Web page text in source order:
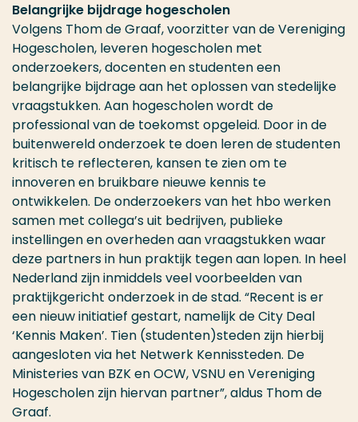
Belangrijke bijdrage hogescholen
Volgens Thom de Graaf, voorzitter van de Vereniging
Hogescholen, leveren hogescholen met
onderzoekers, docenten en studenten een
belangrijke bijdrage aan het oplossen van stedelijke
vraagstukken. Aan hogescholen wordt de
professional van de toekomst opgeleid. Door in de
buitenwereld onderzoek te doen leren de studenten
kritisch te reflecteren, kansen te zien om te
innoveren en bruikbare nieuwe kennis te
ontwikkelen. De onderzoekers van het hbo werken
samen met collega’s uit bedrijven, publieke
instellingen en overheden aan vraagstukken waar
deze partners in hun praktijk tegen aan lopen. In heel
Nederland zijn inmiddels veel voorbeelden van
praktijkgericht onderzoek in de stad. “Recent is er
een nieuw initiatief gestart, namelijk de City Deal
‘Kennis Maken’. Tien (studenten)steden zijn hierbij
aangesloten via het Netwerk Kennissteden. De
Ministeries van BZK en OCW, VSNU en Vereniging
Hogescholen zijn hiervan partner”, aldus Thom de
Graaf.